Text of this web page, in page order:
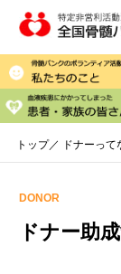
ン
へ
ス
ッ
トップ／ ドナーって
DONOR
ドナー助